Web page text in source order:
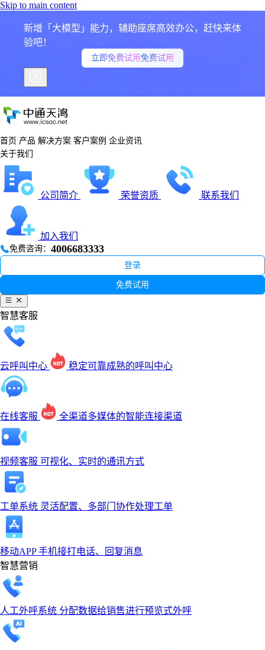
Skip to main content
新增「大模型」能力，辅助座席高效办公，赶快来体
验吧！
立即免费试用免费试用
首页 产品 解决方案 客户案例 企业资讯
关于我们
公司简介 荣誉资质 联系我们
加入我们
免费咨询： 4006683333
登录
免费试用
智慧客服
云呼叫中心 稳定可靠成熟的呼叫中心
在线客服 全渠道多媒体的智能连接渠道
视频客服 可视化、实时的通讯方式
工单系统 灵活配置、多部门协作处理工单
移动APP手机接打电话、回复消息
智慧营销
人工外呼系统 分配数据给销售进行预览式外呼